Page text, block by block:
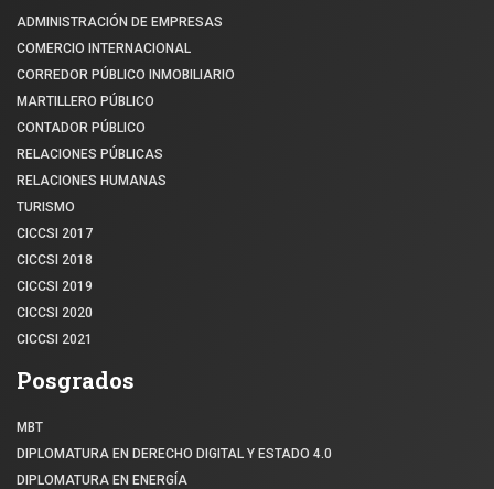
ADMINISTRACIÓN DE EMPRESAS
COMERCIO INTERNACIONAL
CORREDOR PÚBLICO INMOBILIARIO
MARTILLERO PÚBLICO
CONTADOR PÚBLICO
RELACIONES PÚBLICAS
RELACIONES HUMANAS
TURISMO
CICCSI 2017
CICCSI 2018
CICCSI 2019
CICCSI 2020
CICCSI 2021
Posgrados
MBT
DIPLOMATURA EN DERECHO DIGITAL Y ESTADO 4.0
DIPLOMATURA EN ENERGÍA